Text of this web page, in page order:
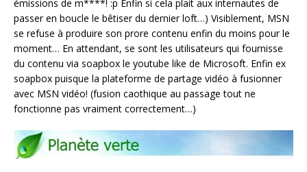
émissions de m****! :p Enfin si cela plait aux internautes de
passer en boucle le bêtiser du dernier loft…) Visiblement, MSN
se refuse à produire son prore contenu enfin du moins pour le
moment… En attendant, se sont les utilisateurs qui fournisse
du contenu via soapbox le youtube like de Microsoft. Enfin ex
soapbox puisque la plateforme de partage vidéo à fusionner
avec MSN vidéo! (fusion caothique au passage tout ne
fonctionne pas vraiment correctement…)